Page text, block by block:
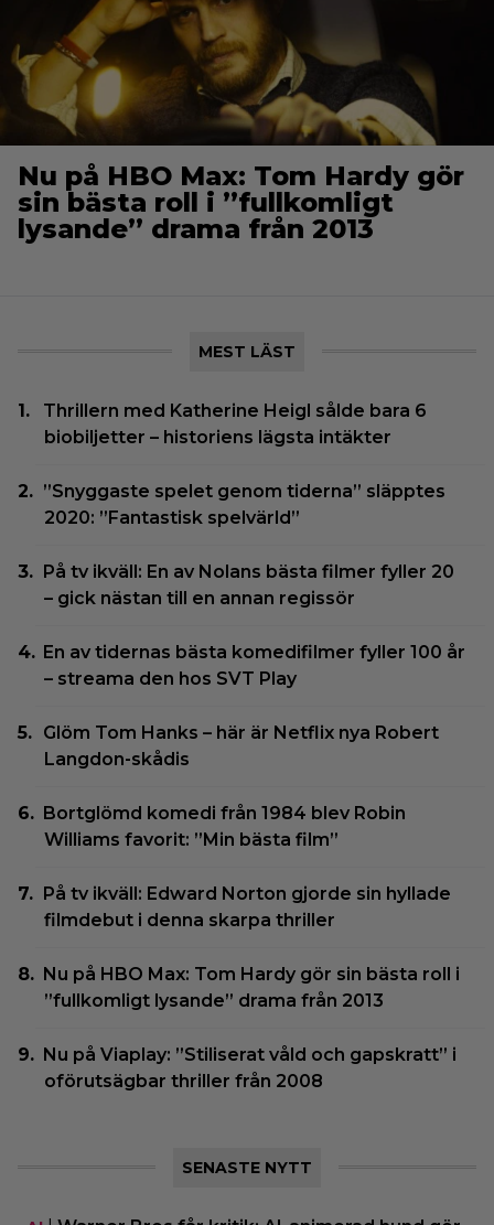
Nu på HBO Max: Tom Hardy gör
sin bästa roll i ”fullkomligt
lysande” drama från 2013
MEST LÄST
Thrillern med Katherine Heigl sålde bara 6
biobiljetter – historiens lägsta intäkter
”Snyggaste spelet genom tiderna” släpptes
2020: ”Fantastisk spelvärld”
På tv ikväll: En av Nolans bästa filmer fyller 20
– gick nästan till en annan regissör
En av tidernas bästa komedifilmer fyller 100 år
– streama den hos SVT Play
Glöm Tom Hanks – här är Netflix nya Robert
Langdon-skådis
Bortglömd komedi från 1984 blev Robin
Williams favorit: ”Min bästa film”
På tv ikväll: Edward Norton gjorde sin hyllade
filmdebut i denna skarpa thriller
Nu på HBO Max: Tom Hardy gör sin bästa roll i
”fullkomligt lysande” drama från 2013
Nu på Viaplay: ”Stiliserat våld och gapskratt” i
oförutsägbar thriller från 2008
SENASTE NYTT